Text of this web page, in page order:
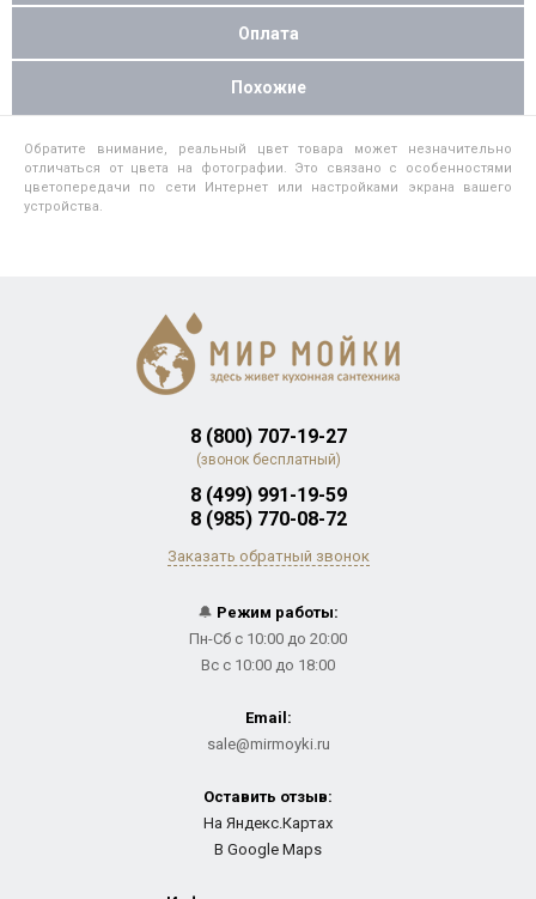
Оплата
Похожие
Обратите внимание, реальный цвет товара может незначительно
отличаться от цвета на фотографии. Это связано с особенностями
цветопередачи по сети Интернет или настройками экрана вашего
устройства.
8 (800) 707-19-27
(звонок бесплатный)
8 (499) 991-19-59
8 (985) 770-08-72
Заказать обратный звонок
🔔 Режим работы:
Пн-Сб с 10:00 до 20:00
Вс с 10:00 до 18:00
Email:
sale@mirmoyki.ru
Оставить отзыв:
На Яндекс.Картах
В Google Maps